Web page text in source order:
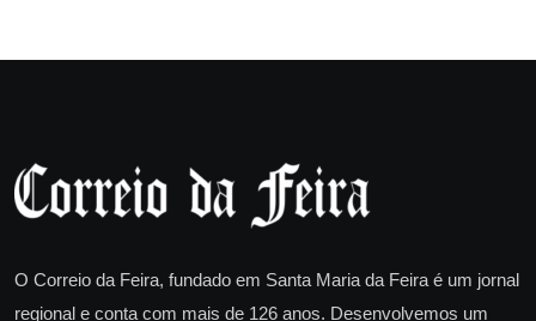
O Correio da Feira, fundado em Santa Maria da Feira é um jornal
regional e conta com mais de 126 anos. Desenvolvemos um